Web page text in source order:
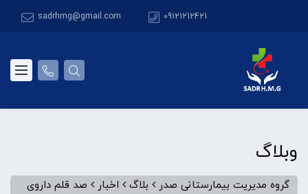
09121212421
sadrhmg@gmail.com
وبلاگ
گروه مدیریت بیمارستانی صدر بلاگ اخبار
صد قلم داروی